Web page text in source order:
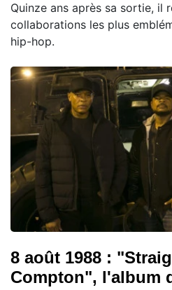
Quinze ans après sa sortie, il
collaborations les plus
hip-hop.
8 août 1988 :
Compton", l'album